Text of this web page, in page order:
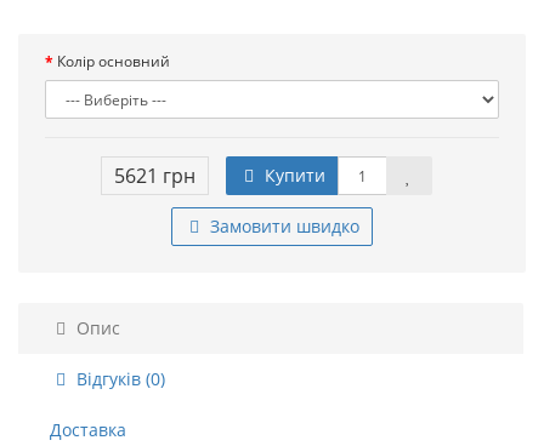
Колір основний
5621 грн Купити
Замовити швидко
Опис
Відгуків (0)
Доставка